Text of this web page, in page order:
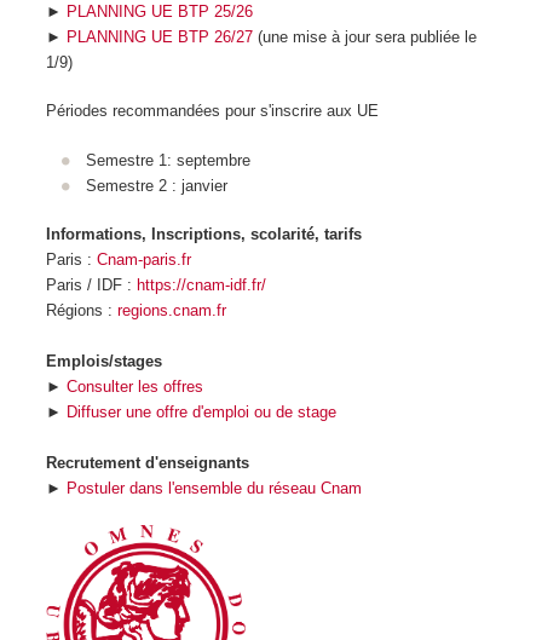
► PLANNING UE BTP 25/26
► PLANNING UE BTP 26/27 (une mise à jour sera publiée le
1/9)
Périodes recommandées pour s'inscrire aux UE
Semestre 1: septembre
Semestre 2 : janvier
Informations, Inscriptions, scolarité, tarifs
Paris : Cnam-paris.fr
Paris / IDF : https://cnam-idf.fr/
Régions : regions.cnam.fr
Emplois/stages
► Consulter les offres
► Diffuser une offre d'emploi ou de stage
Recrutement d'enseignants
► Postuler dans l'ensemble du réseau Cnam